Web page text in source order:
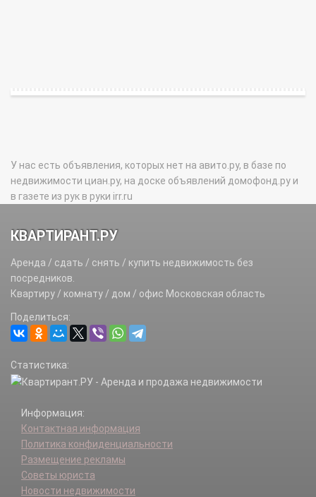
У нас есть объявления, которых нет на авито.ру, в базе по
недвижимости циан.ру, на доске объявлений домофонд.ру и
в газете из рук в руки irr.ru
КВАРТИРАНТ.РУ
Аренда / сдать / снять / купить недвижимость без
посредников.
Квартиру / комнату / дом / офис Московская область
Поделиться:
Статистика:
Информация:
Контактная информация
Политика конфиденциальности
Размещение рекламы
Советы юриста
Новости недвижимости